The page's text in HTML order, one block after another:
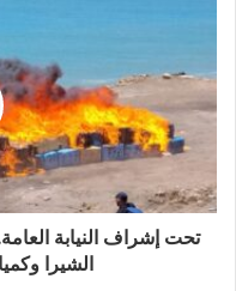
تحت إشراف النيابة
الشيرا